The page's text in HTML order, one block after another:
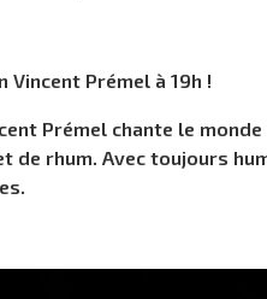
Prémel à 19h !
Prémel chante le
de rhum. Avec toujours